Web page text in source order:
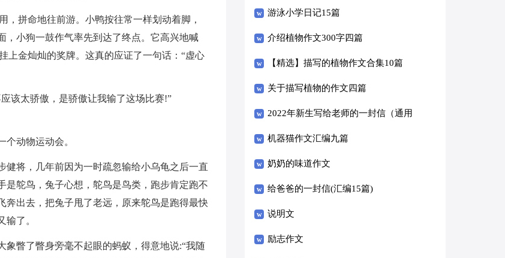
，拼命地往前游。小鸭按往常一样划动着脚，
，小狗一鼓作气率先到达了终点。它高兴地喊
上金灿灿的奖牌。这真的应证了一句话：“虚心
该太骄傲，是骄傲让我输了这场比赛!”
动物运动会。
将，几年前因为一时疏忽输给小乌龟之后一直
鸵鸟，兔子心想，鸵鸟是鸟类，跑步肯定跑不
出去，把兔子甩了老远，原来鸵鸟是跑得最快
了。
瞥了瞥身旁毫不起眼的蚂蚁，得意地说:“我随
游泳小学日记15篇
介绍植物作文300字四篇
【精选】描写的植物作文合集10篇
关于描写植物的作文四篇
2022年新生写给老师的一封信（通用
8篇）
机器猫作文汇编九篇
奶奶的味道作文
给爸爸的一封信(汇编15篇)
说明文
励志作文